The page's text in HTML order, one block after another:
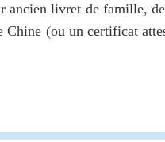
ancien livret de famille,
(ou un certificat